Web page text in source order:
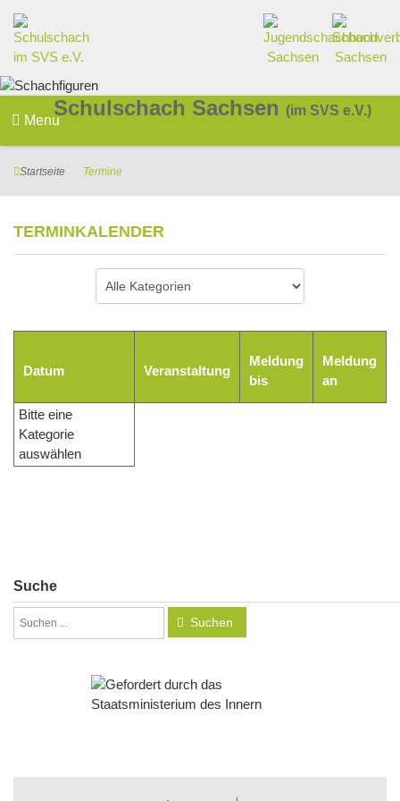
Schulschach Sachsen (im SVS e.V.)
Menu
Startseite Termine
TERMINKALENDER
Datum Veranstaltung
Meldung
bis
Meldung
an
Bitte eine
Kategorie
auswählen
Suche
Suchen